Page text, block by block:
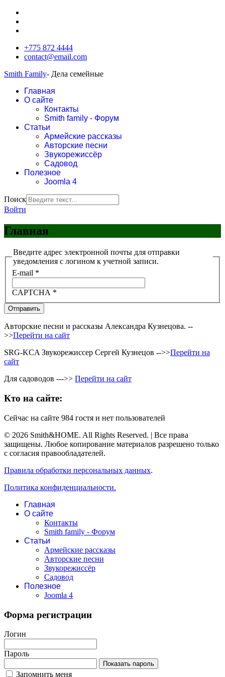
+775 872 4444
contact@email.com
Smith Family- Дела семейные
Главная
О сайте
Контакты
Smith family - Форум
Статьи
Армейские рассказы
Авторские песни
Звукорежиссёр
Садовод
Полезное
Joomla 4
Поиск
Войти
Главная
Введите адрес электронной почты для отправки
уведомления с логином к учетной записи.
E-mail *
CAPTCHA *
Отправить
Авторские песни и рассказы Александра Кузнецова. --
>>Перейти на сайт
SRG-KCA Звукорежиссер Сергей Кузнецов -->>Перейти на
сайт
Для садоводов --->> Перейти на сайт
Кто на сайте:
Сейчас на сайте 984 гостя и нет пользователей
© 2026 Smith&HOME. All Rights Reserved. | Все права
защищены. Любое копирование материалов разрешено только
с согласия правообладателей.
Правила обработки персональных данных.
Политика конфиденциальности.
Главная
О сайте
Контакты
Smith family - Форум
Статьи
Армейские рассказы
Авторские песни
Звукорежиссёр
Садовод
Полезное
Joomla 4
Форма регистрации
Логин
Пароль
Показать пароль
Запомнить меня